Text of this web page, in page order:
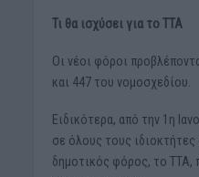
Τι θα ισχύσει για το ΤΤΑ
Οι νέοι φόροι
και 447 του νομοσχεδίου.
Ειδικότερα, από την 1η
σε όλους τους ιδιοκτήτες
δημοτικός φόρος, το ΤΤΑ,